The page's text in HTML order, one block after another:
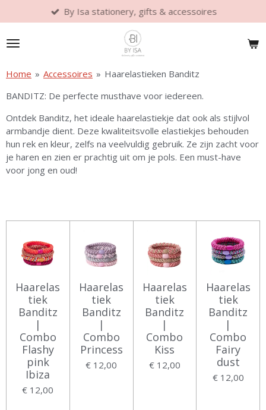
direct
naar
de
By Isa stationery, gifts & accessoires
Home » Accessoires » Haarelastieken Banditz
BANDITZ: De perfecte musthave voor iedereen.
Ontdek Banditz, het ideale haarelastiekje dat ook als stijlvol
armbandje dient. Deze kwaliteitsvolle elastiekjes behouden
hun rek en kleur, zelfs na veelvuldig gebruik. Ze zijn zacht voor
je haren en zien er prachtig uit om je pols. Een must-have
voor jong en oud!
Haarelas
tiek
Banditz
|
Combo
Flashy
pink
Ibiza
€ 12,00
Haarelas
tiek
Banditz
|
Combo
Princess
€ 12,00
Haarelas
tiek
Banditz
|
Combo
Kiss
€ 12,00
Haarelas
tiek
Banditz
|
Combo
Fairy
dust
€ 12,00